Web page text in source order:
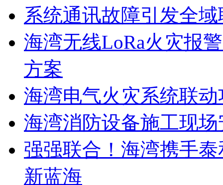
系统通讯故障引发全
海湾无线LoRa火灾报
方案
海湾电气火灾系统联
海湾消防设备施工现
强强联合！海湾携手
新蓝海